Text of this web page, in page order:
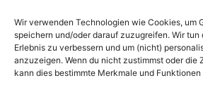
Wir verwenden Technologien wie Cookies, um
speichern und/oder darauf zuzugreifen. Wir tun
Erlebnis zu verbessern und um (nicht)
anzuzeigen. Wenn du nicht zustimmst oder die
kann dies bestimmte Merkmale und
Unser Magazin
Spenden
Ausgaben
Rubriken
Deutschland
Ausland